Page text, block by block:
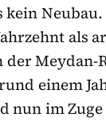
als
der Meydan-
einem
nun im